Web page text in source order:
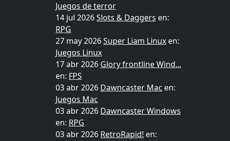
Juegos de terror
14 jul 2026Slots & Daggers en:
RPG
27 may 2026Super Liam Linux en:
Juegos Linux
17 abr 2026 Glory frontline Wind...
en: FPS
03 abr 2026 Dawncaster Mac en:
Juegos Mac
03 abr 2026 Dawncaster Windows
en: RPG
03 abr 2026 RetroRapid! en: